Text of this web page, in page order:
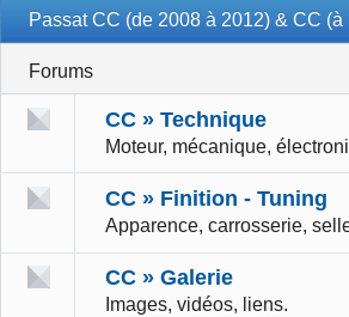
Passat CC (de 2008 à 2012) & CC (à
Forums
CC » Technique
Moteur, mécanique,
CC » Finition - Tuning
Apparence, carrosserie,
CC » Galerie
Images, vidéos, liens.